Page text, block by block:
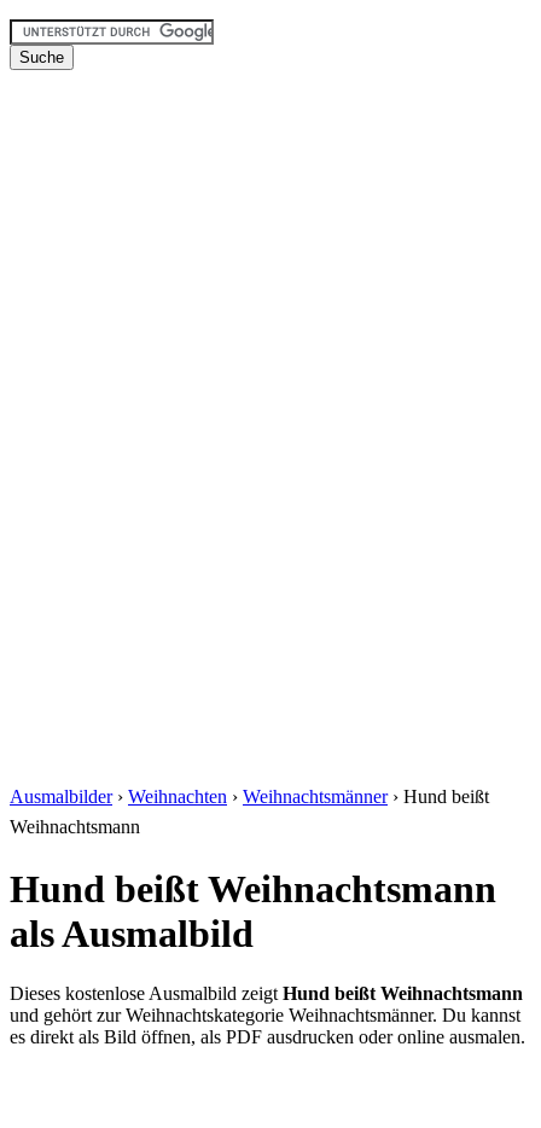
Ausmalbilder› Weihnachten › Weihnachtsmänner› Hund beißt
Weihnachtsmann
Hund beißt Weihnachtsmann
als Ausmalbild
Dieses kostenlose Ausmalbild zeigt Hund beißt Weihnachtsmann
und gehört zur Weihnachtskategorie Weihnachtsmänner. Du kannst
es direkt als Bild öffnen, als PDF ausdrucken oder online ausmalen.